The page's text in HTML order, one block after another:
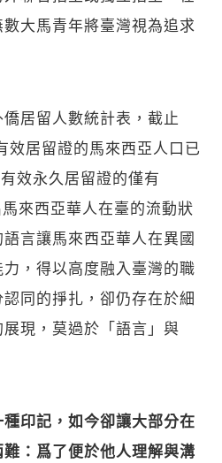
大馬青年將臺灣視為追求
居留人數統計表，截止
效居留證的馬來西亞人口已
效永久居留證的僅有
來西亞華人在臺的流動狀
言讓馬來西亞華人在異國
，得以高度融入臺灣的職
同的掙扎，卻仍存在於細
現，莫過於「語言」與
印記，如今卻讓大部分在
：爲了便於他人理解與溝